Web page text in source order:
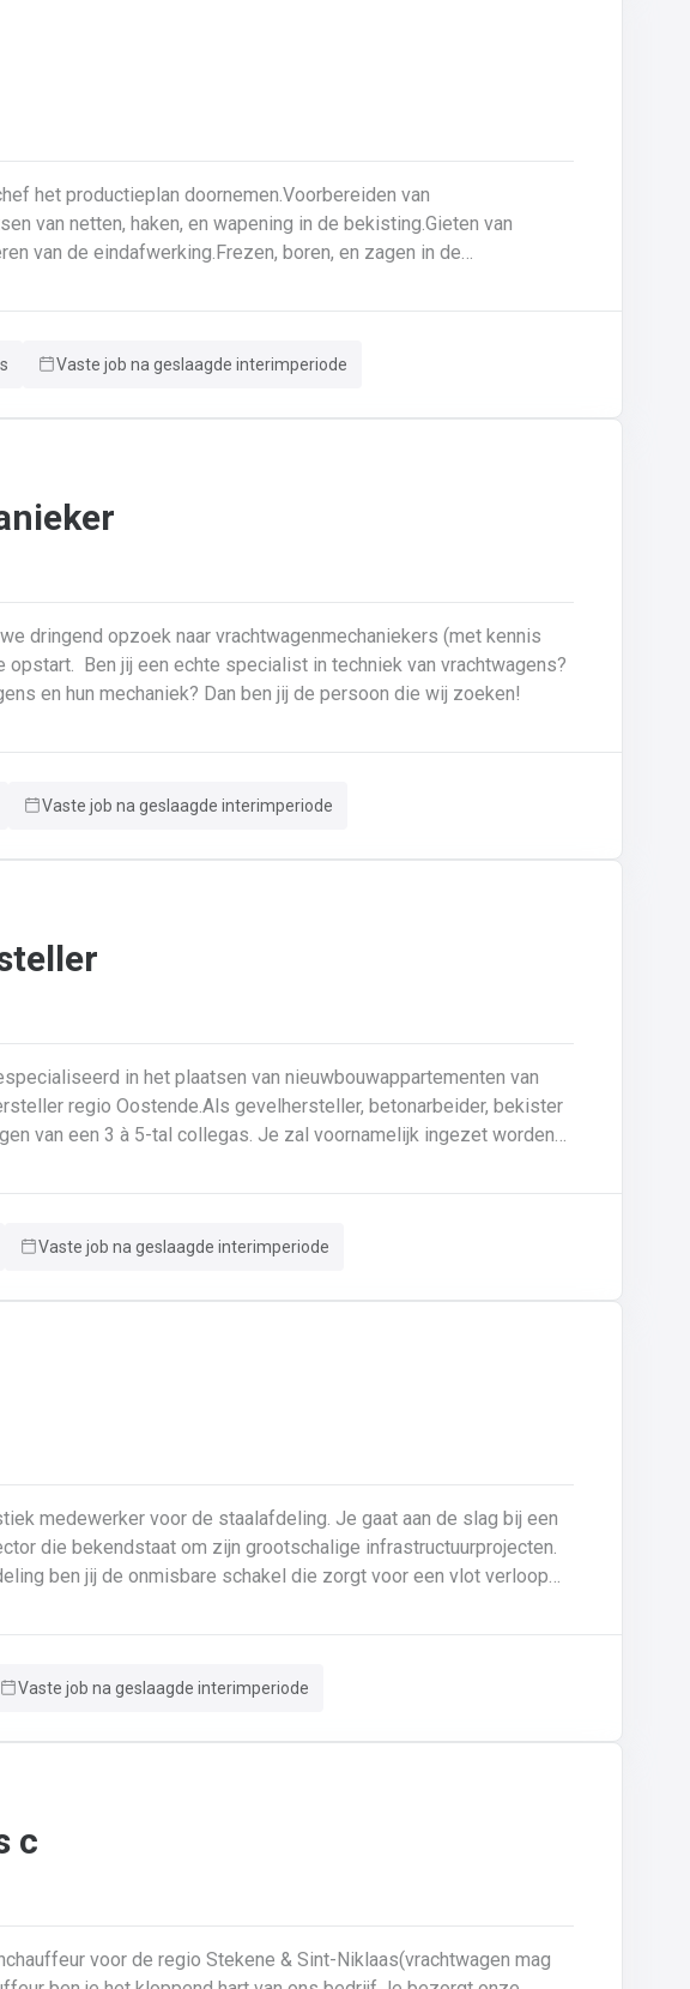
van netten, haken, en wapening in de bekisting.Gieten van
van de eindafwerking.Frezen, boren, en zagen in de
, en milieuregels.
Vaste job na geslaagde interimperiode
dringend opzoek naar vrachtwagenmechaniekers (met kennis
vrachtwagens?
Ben je gepassioneerd door vrachtwagens en hun mechaniek? Dan ben jij de persoon die wij zoeken!
Vaste job na geslaagde interimperiode
in het plaatsen van nieuwbouwappartementen van
regio Oostende.Als gevelhersteller, betonarbeider, bekister
van een 3 à 5-tal collegas. Je zal voornamelijk ingezet worden
deze technieken: crepi bepleistering steenstrips hout
reparatiemortel. Beton is je 2de natuur en
aanpakken. Dan is dit zeker de job voor jou!
Vaste job na geslaagde interimperiode
medewerker voor de staalafdeling. Je gaat aan de slag bij een
die bekendstaat om zijn grootschalige infrastructuurprojecten.
ben jij de onmisbare schakel die zorgt voor een vlot verloop
volgt.Intern transport: Je bent verantwoordelijk voor het
het proces door staalelementen klaar te leggen en om te
Vaste job na geslaagde interimperiode
c
voor de regio Stekene & Sint-Niklaas(vrachtwagen mag